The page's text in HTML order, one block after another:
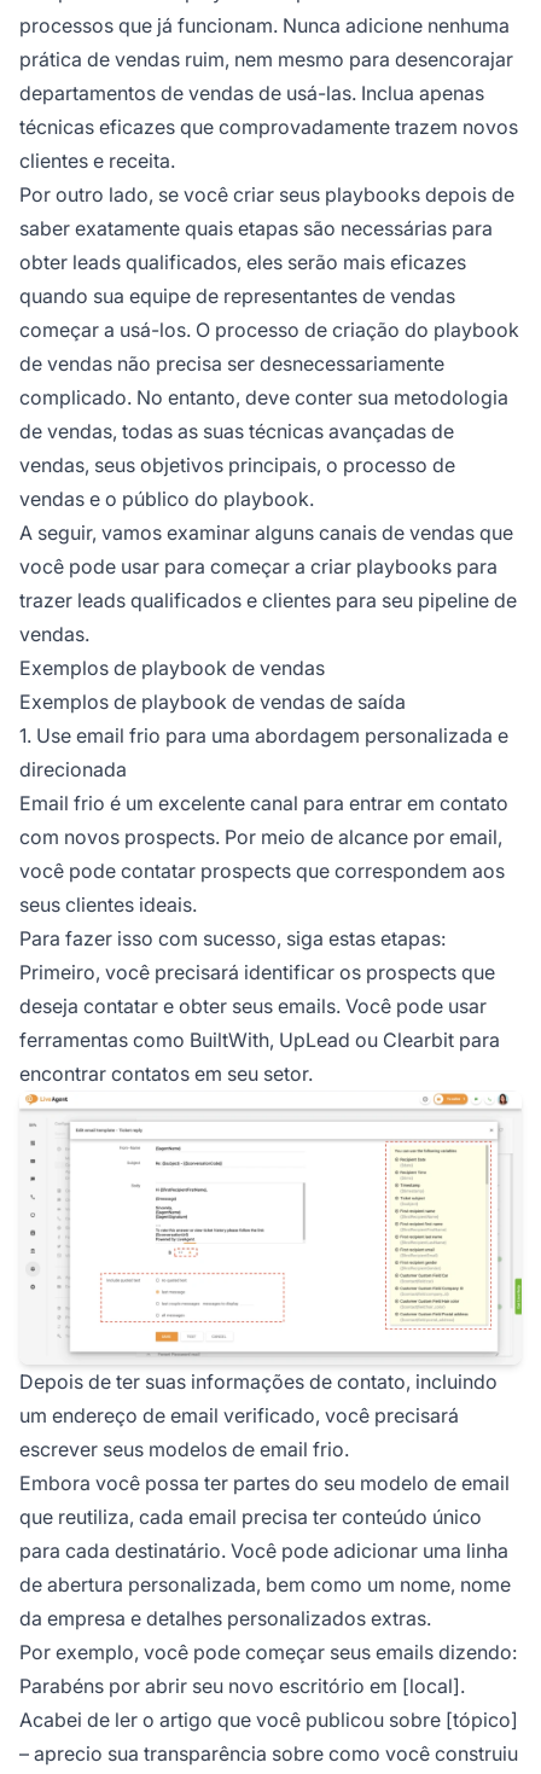
processos que já funcionam. Nunca adicione nenhuma
prática de vendas ruim, nem mesmo para desencorajar
departamentos de vendas de usá-las. Inclua apenas
técnicas eficazes que comprovadamente trazem novos
clientes e receita.
Por outro lado, se você criar seus playbooks depois de
saber exatamente quais etapas são necessárias para
obter leads qualificados, eles serão mais eficazes
quando sua equipe de representantes de vendas
começar a usá-los. O processo de criação do playbook
de vendas não precisa ser desnecessariamente
complicado. No entanto, deve conter sua metodologia
de vendas, todas as suas técnicas avançadas de
vendas, seus objetivos principais, o processo de
vendas e o público do playbook.
A seguir, vamos examinar alguns canais de vendas que
você pode usar para começar a criar playbooks para
trazer leads qualificados e clientes para seu pipeline de
vendas.
Exemplos de playbook de vendas
Exemplos de playbook de vendas de saída
1. Use email frio para uma abordagem personalizada e
direcionada
Email frio é um excelente canal para entrar em contato
com novos prospects. Por meio de alcance por email,
você pode contatar prospects que correspondem aos
seus clientes ideais.
Para fazer isso com sucesso, siga estas etapas:
Primeiro, você precisará identificar os prospects que
deseja contatar e obter seus emails. Você pode usar
ferramentas como BuiltWith, UpLead ou Clearbit para
encontrar contatos em seu setor.
Depois de ter suas informações de contato, incluindo
um endereço de email verificado, você precisará
escrever seus modelos de email frio.
Embora você possa ter partes do seu modelo de email
que reutiliza, cada email precisa ter conteúdo único
para cada destinatário. Você pode adicionar uma linha
de abertura personalizada, bem como um nome, nome
da empresa e detalhes personalizados extras.
Por exemplo, você pode começar seus emails dizendo:
Parabéns por abrir seu novo escritório em [local].
Acabei de ler o artigo que você publicou sobre [tópico]
– aprecio sua transparência sobre como você construiu